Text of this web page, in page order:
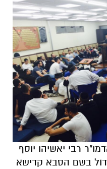
רבי יאשיהו יוסף
בשם הסבא קדישא